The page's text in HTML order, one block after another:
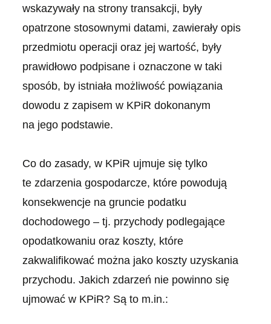
wskazywały na strony transakcji, były
opatrzone stosownymi datami, zawierały opis
przedmiotu operacji oraz jej wartość, były
prawidłowo podpisane i oznaczone w taki
sposób, by istniała możliwość powiązania
dowodu z zapisem w KPiR dokonanym
na jego podstawie.
Co do zasady, w KPiR ujmuje się tylko
te zdarzenia gospodarcze, które powodują
konsekwencje na gruncie podatku
dochodowego – tj. przychody podlegające
opodatkowaniu oraz koszty, które
zakwalifikować można jako koszty uzyskania
przychodu. Jakich zdarzeń nie powinno się
ujmować w KPiR? Są to m.in.: